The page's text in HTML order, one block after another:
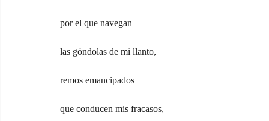
por el que navegan
las góndolas de mi llanto,
remos emancipados
que conducen mis fracasos,